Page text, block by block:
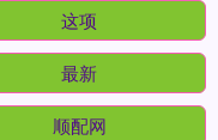
这项
最新
顺配网